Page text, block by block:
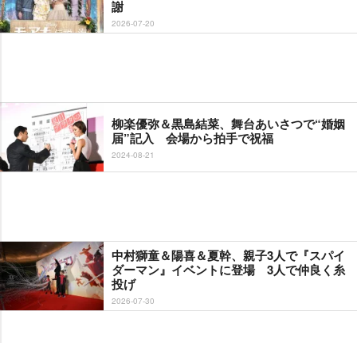
謝
2026-07-20
柳楽優弥＆黒島結菜、舞台あいさつで“婚姻
届”記入 会場から拍手で祝福
2024-08-21
中村獅童＆陽喜＆夏幹、親子3人で『スパイ
ダーマン』イベントに登場 3人で仲良く糸
投げ
2026-07-30